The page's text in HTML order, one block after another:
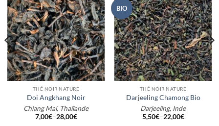
THÉ NOIR NATURE
Doi Angkhang Noir
Chiang Mai, Thaïlande
7,00€–28,00€
BIO
THÉ NOIR NATURE
Darjeeling Chamong Bio
Darjeeling, Inde
5,50€–22,00€